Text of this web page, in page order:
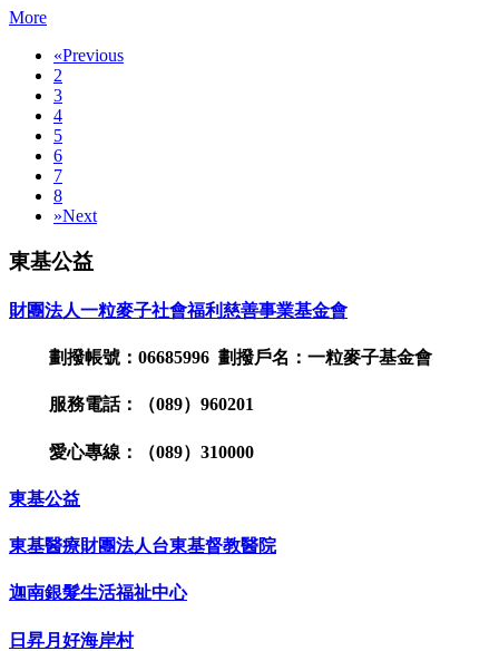
More
«Previous
2
3
4
5
6
7
8
»Next
東基公益
財團法人一粒麥子社會福利慈善事業基金會
劃撥帳號：06685996 劃撥戶名：一粒麥子基金會
服務電話：（089）960201
愛心專線：（089）310000
東基公益
東基醫療財團法人台東基督教醫院
迦南銀髮生活福祉中心
日昇月好海岸村